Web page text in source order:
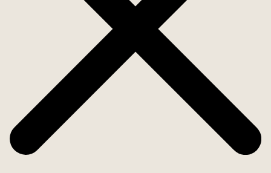
Ett charmigt hus med många möjligheter - redo
att bli ditt nästa hem eller fritidsparadis!
Fastigheten tillhör en levande samfällighet med
aktiviteter året runt som glöggmingel,
midsommarfirande, gemensamma städdagar osv.
Som samfällighetsmedlem har utöver badplatsen